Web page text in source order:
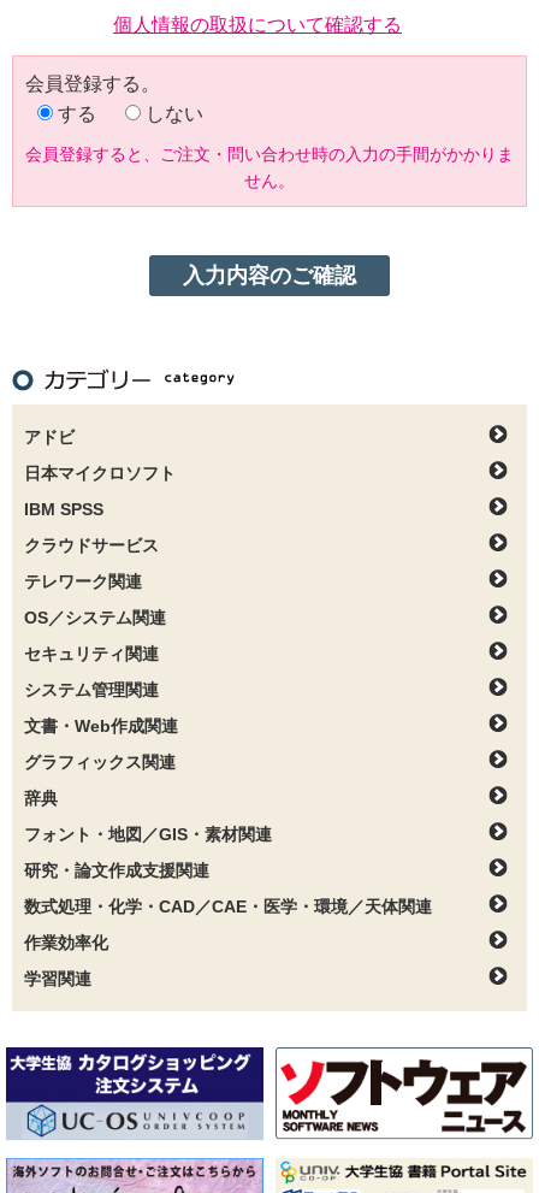
個人情報の取扱について確認する
会員登録する。
する
しない
会員登録すると、ご注文・問い合わせ時の入力の手間がかかりま
せん。
アドビ
日本マイクロソフト
IBM SPSS
クラウドサービス
テレワーク関連
OS／システム関連
セキュリティ関連
システム管理関連
文書・Web作成関連
グラフィックス関連
辞典
フォント・地図／GIS・素材関連
研究・論文作成支援関連
数式処理・化学・CAD／CAE・医学・環境／天体関連
作業効率化
学習関連